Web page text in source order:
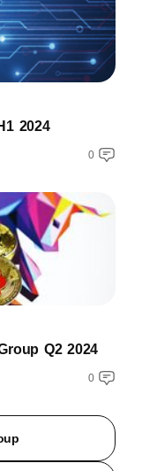
2024
0
Q2 2024
0